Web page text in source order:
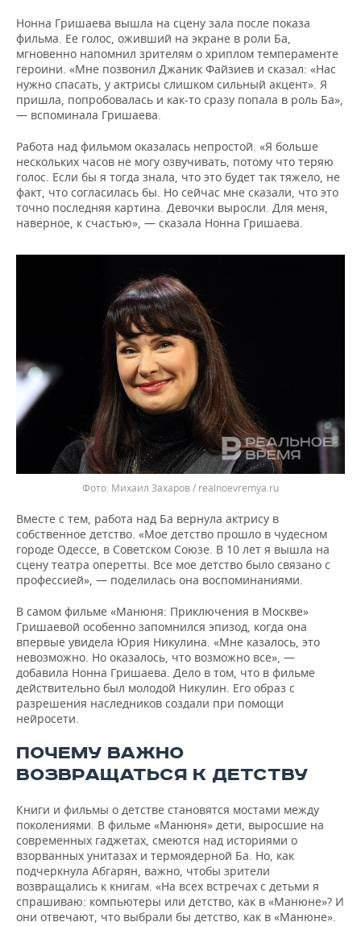
Нонна Гришаева вышла на сцену зала после показа
фильма. Ее голос, оживший на экране в роли Ба,
мгновенно напомнил зрителям о хриплом темпераменте
героини. «Мне позвонил Джаник Файзиев и сказал: «Нас
нужно спасать, у актрисы слишком сильный акцент». Я
пришла, попробовалась и как-то сразу попала в роль Ба»,
— вспоминала Гришаева.
Работа над фильмом оказалась непростой. «Я больше
нескольких часов не могу озвучивать, потому что теряю
голос. Если бы я тогда знала, что это будет так тяжело, не
факт, что согласилась бы. Но сейчас мне сказали, что это
точно последняя картина. Девочки выросли. Для меня,
наверное, к счастью», — сказала Нонна Гришаева.
Михаил Захаров / realnoevremya.ru
Вместе с тем, работа над Ба вернула актрису в
собственное детство. «Мое детство прошло в чудесном
городе Одессе, в Советском Союзе. В 10 лет я вышла на
сцену театра оперетты. Все мое детство было связано с
профессией», — поделилась она воспоминаниями.
В самом фильме «Манюня: Приключения в Москве»
Гришаевой особенно запомнился эпизод, когда она
впервые увидела Юрия Никулина. «Мне казалось, это
невозможно. Но оказалось, что возможно все», —
добавила Нонна Гришаева. Дело в том, что в фильме
действительно был молодой Никулин. Его образ с
разрешения наследников создали при помощи
нейросети.
ПОЧЕМУ ВАЖНО
ВОЗВРАЩАТЬСЯ К ДЕТСТВУ
Книги и фильмы о детстве становятся мостами между
поколениями. В фильме «Манюня» дети, выросшие на
современных гаджетах, смеются над историями о
взорванных унитазах и термоядерной Ба. Но, как
подчеркнула Абгарян, важно, чтобы зрители
возвращались к книгам. «На всех встречах с детьми я
спрашиваю: компьютеры или детство, как в «Манюне»? И
они отвечают, что выбрали бы детство, как в «Манюне».